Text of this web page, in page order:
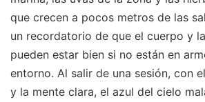
que crecen a pocos metros de las
un recordatorio de que el cuerpo y
pueden estar bien si no están en
entorno. Al salir de una sesión, con
y la mente clara, el azul del cielo